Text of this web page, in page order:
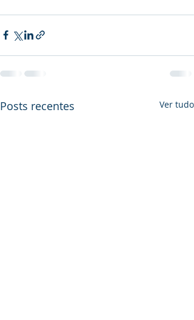
Posts recentes Ver tudo